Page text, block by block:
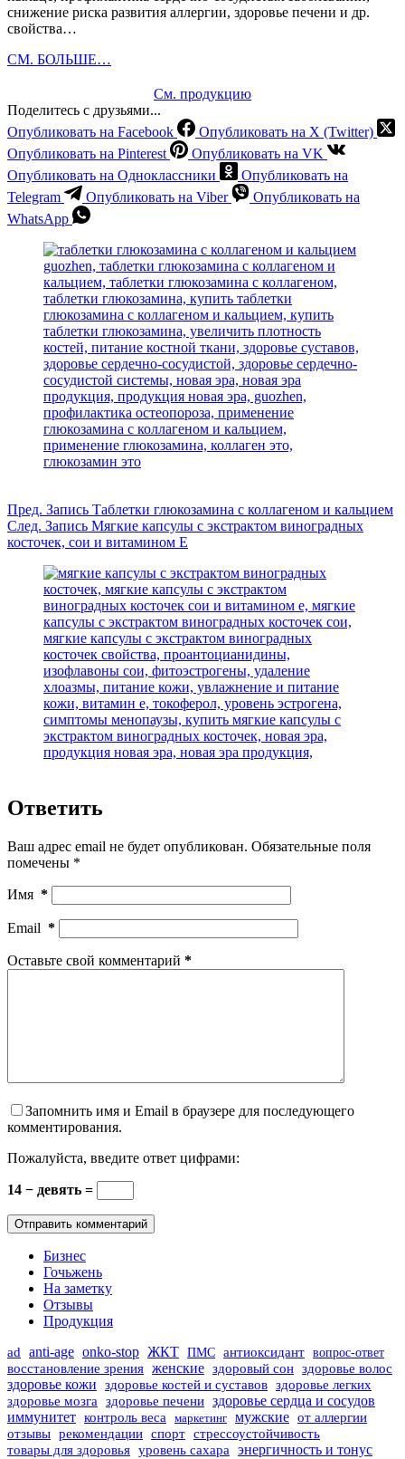
снижение риска развития аллергии, здоровье печени и др.
свойства…
СМ. БОЛЬШЕ…
пыльцыСм. продукцию
Поделитесь с друзьями...
Опубликовать на Facebook
Опубликовать на X (Twitter)
Опубликовать на Pinterest
Опубликовать на VK
Опубликовать на Одноклассники
Опубликовать на
Telegram
Опубликовать на Viber
Опубликовать на
WhatsApp
Пред. Запись Таблетки глюкозамина с коллагеном и кальцием
След. Запись Мягкие капсулы с экстрактом виноградных
косточек, сои и витамином Е
Ответить
Ваш адрес email не будет опубликован. Обязательные поля
помечены *
Имя *
Email *
Оставьте свой комментарий *
Запомнить имя и Email в браузере для последующего
комментирования.
Пожалуйста, введите ответ цифрами:
14 − девять =
Отправить комментарий
Бизнес
Гочьжень
На заметку
Отзывы
Продукция
ad anti-age onko-stop ЖКТ ПМС антиоксидант вопрос-ответ
восстановление зрения женские здоровый сон здоровье волос
здоровье кожи здоровье костей и суставов здоровье легких
здоровье мозга здоровье печени здоровье сердца и сосудов
иммунитет контроль веса маркетинг мужские от аллергии
отзывы рекомендации спорт стрессоустойчивость
товары для здоровья уровень сахара энергичность и тонус